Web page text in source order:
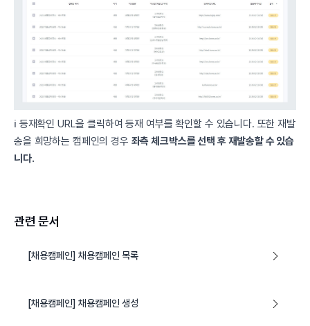
ℹ️ 등재확인 URL을 클릭하여 등재 여부를 확인할 수 있습니다. 또한 재발
송을 희망하는 캠페인의 경우 좌측 체크박스를 선택 후 재발송할 수 있습
니다.
관련 문서
[채용캠페인] 채용캠페인 목록
[채용캠페인] 채용캠페인 생성